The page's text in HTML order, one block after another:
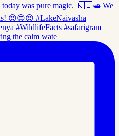
the calm wate